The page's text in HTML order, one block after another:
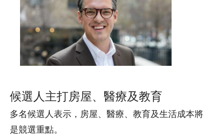
候選人主打房屋、醫療及教育
多名候選人表示，房屋、醫療、教育及生活成本將
是競選重點。